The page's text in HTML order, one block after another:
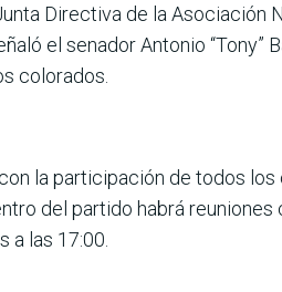
Directiva de la Asociación
el senador Antonio “Tony”
colorados.
la participación de todos
del partido habrá
a las 17:00.